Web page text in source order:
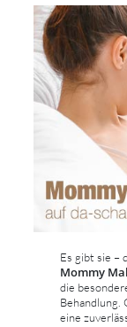
Es gibt sie –
Mommy
die
Behandlung.
eine